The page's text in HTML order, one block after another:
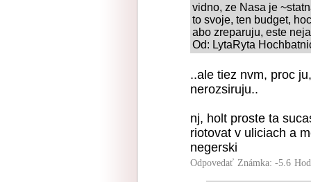
vidno, ze Nasa je
to svoje, ten budget,
abo zreparuju, este
Od: LytaRyta
..ale tiez nvm, proc
nerozsiruju..
nj, holt proste ta
riotovat v uliciach a
negerski
Odpovedať Známka: -5.6